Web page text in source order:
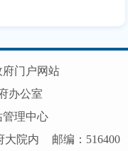
门户网站
办公室
管理中心
大院内
邮编：516400